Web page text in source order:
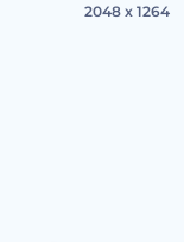
2048 x 1264